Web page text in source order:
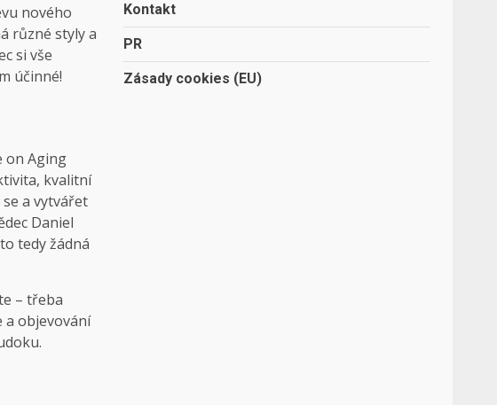
nového
různé styly a
si vše
účinné!
on Aging
kvalitní
a vytvářet
Daniel
tedy žádná
– třeba
a objevování
Kontakt
PR
Zásady cookies (EU)